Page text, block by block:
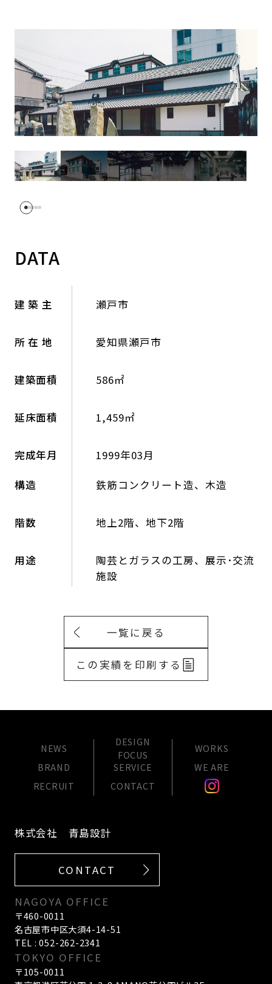
DATA
建 築 主 瀬戸市
所 在 地 愛知県瀬戸市
建築面積 586㎡
延床面積 1,459㎡
完成年月 1999年03月
構造 鉄筋コンクリート造、木造
階数 地上2階、地下2階
用途
陶芸とガラスの工房、展示･交流
施設
一覧に戻る
この実績を印刷する
NEWS
DESIGN
FOCUS
WORKS
BRAND
SERVICE
WE ARE
RECRUIT
CONTACT
株式会社 青島設計
CONTACT
NAGOYA OFFICE
〒460-0011
名古屋市中区大須4-14-51
TEL : 052-262-2341
TOKYO OFFICE
〒105-0011